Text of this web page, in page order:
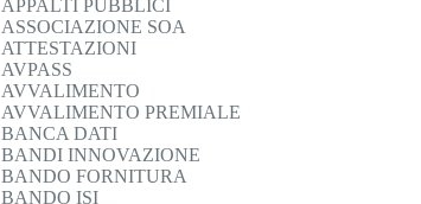
APPALTI PUBBLICI
ASSOCIAZIONE SOA
ATTESTAZIONI
AVPASS
AVVALIMENTO
AVVALIMENTO PREMIALE
BANCA DATI
BANDI INNOVAZIONE
BANDO FORNITURA
BANDO ISI